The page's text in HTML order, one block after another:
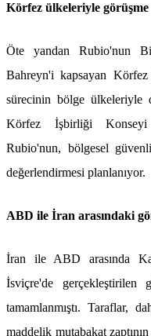
Körfez ülkeleriyle görüşme
Öte yandan Rubio'nun
Bahreyn'i kapsayan
sürecinin bölge ülkeleriyle
Körfez İşbirliği Konseyi
Rubio'nun, bölgesel
değerlendirmesi planlanıyor.
ABD ile İran arasındaki
İran ile ABD arasında
İsviçre'de
tamamlanmıştı. Taraflar,
maddelik mutabakat